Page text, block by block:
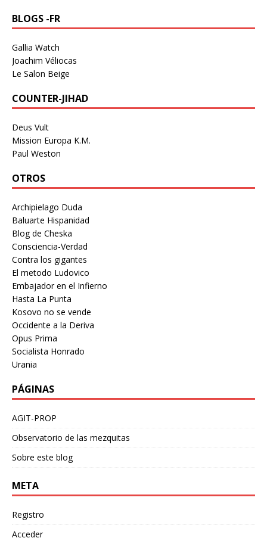
BLOGS -FR
Gallia Watch
Joachim Véliocas
Le Salon Beige
COUNTER-JIHAD
Deus Vult
Mission Europa K.M.
Paul Weston
OTROS
Archipielago Duda
Baluarte Hispanidad
Blog de Cheska
Consciencia-Verdad
Contra los gigantes
El metodo Ludovico
Embajador en el Infierno
Hasta La Punta
Kosovo no se vende
Occidente a la Deriva
Opus Prima
Socialista Honrado
Urania
PÁGINAS
AGIT-PROP
Observatorio de las mezquitas
Sobre este blog
META
Registro
Acceder